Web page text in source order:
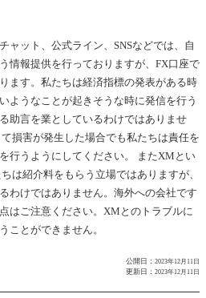
ャット、公式ライン、SNSなどでは、自
情報提供を行っておりますが、FX口座で
ます。私たちは経済指標の発表がある時
ようなことが起きそうな時に発信を行う
助言を業としているわけではありませ
損害が発生した場合でも私たちは責任を
行うようにしてください。 またXMとい
は紹介料をもらう立場ではありますが、
わけではありません。海外への会社です
はご注意ください。XMとのトラブルに
ことができません。
公開日： 2023年12月11日
更新日： 2023年12月11日